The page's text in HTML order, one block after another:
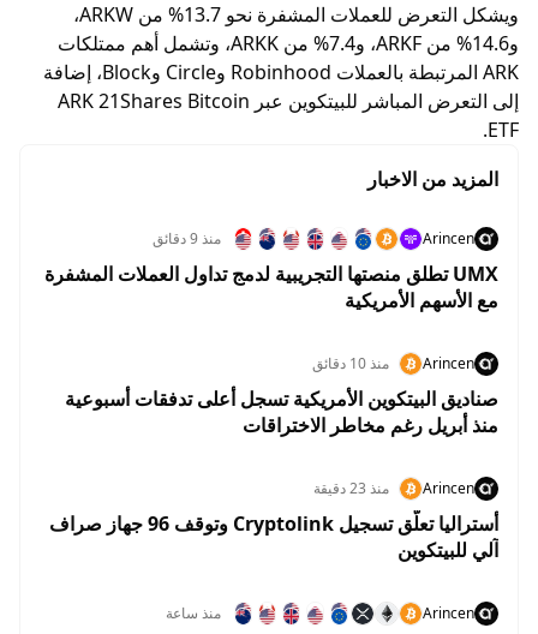
ويشكل التعرض للعملات المشفرة نحو 13.7% من ARKW،
و14.6% من ARKF، و7.4% من ARKK، وتشمل أهم ممتلكات
ARK المرتبطة بالعملات Robinhood وCircle وBlock، إضافة
إلى التعرض المباشر للبيتكوين عبر ARK 21Shares Bitcoin
ETF.
المزيد من الاخبار
Arincen منذ 9 دقائق
UMX تطلق منصتها التجريبية لدمج تداول العملات المشفرة
مع الأسهم الأمريكية
Arincen منذ 10 دقائق
صناديق البيتكوين الأمريكية تسجل أعلى تدفقات أسبوعية
منذ أبريل رغم مخاطر الاختراقات
Arincen منذ 23 دقيقة
أستراليا تعلّق تسجيل Cryptolink وتوقف 96 جهاز صراف
آلي للبيتكوين
Arincen منذ ساعة